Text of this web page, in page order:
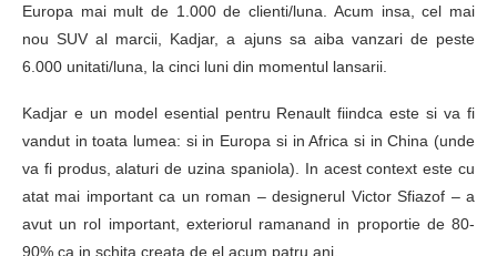
Europa mai mult de 1.000 de clienti/luna. Acum insa, cel mai
nou SUV al marcii, Kadjar, a ajuns sa aiba vanzari de peste
6.000 unitati/luna, la cinci luni din momentul lansarii.
Kadjar e un model esential pentru Renault fiindca este si va fi
vandut in toata lumea: si in Europa si in Africa si in China (unde
va fi produs, alaturi de uzina spaniola). In acest context este cu
atat mai important ca un roman – designerul Victor Sfiazof – a
avut un rol important, exteriorul ramanand in proportie de 80-
90% ca in schita creata de el acum patru ani.